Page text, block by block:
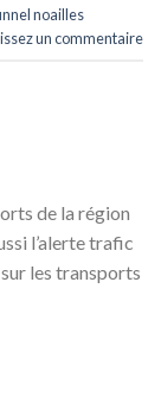
noailles
un commentaire
de la région
l’alerte trafic
les transports